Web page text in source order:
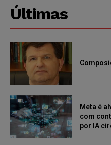
Últimas
Meta é
com
por IA